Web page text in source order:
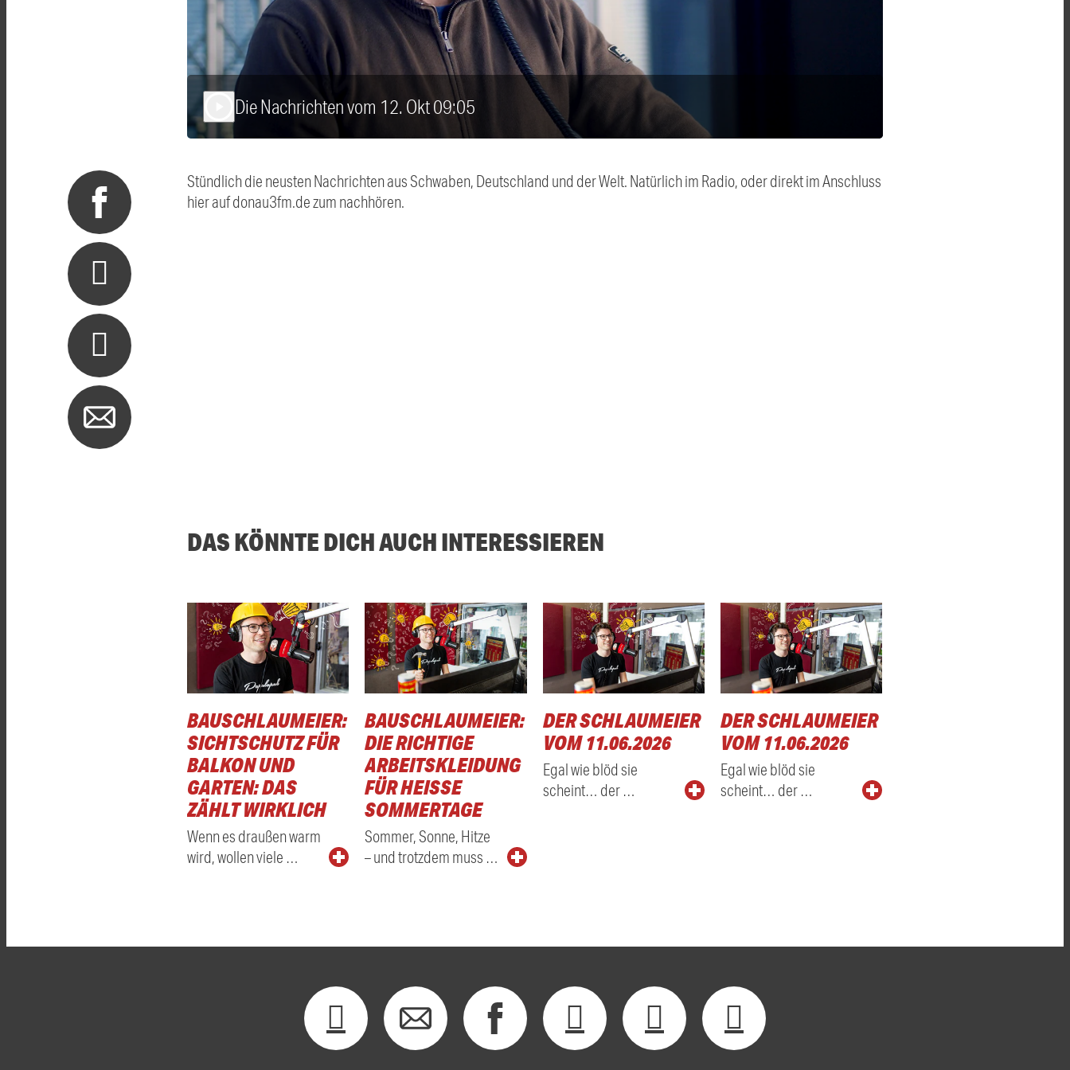
Die Nachrichten vom 12. Okt 09:05
Stündlich die neusten Nachrichten aus Schwaben, Deutschland und der Welt. Natürlich im Radio, oder direkt im Anschluss
hier auf donau3fm.de zum nachhören.
DAS KÖNNTE DICH AUCH INTERESSIEREN
BAUSCHLAUMEIER:
SICHTSCHUTZ FÜR
BALKON UND
GARTEN: DAS
ZÄHLT WIRKLICH
Wenn es draußen warm
wird, wollen viele …
BAUSCHLAUMEIER:
DIE RICHTIGE
ARBEITSKLEIDUNG
FÜR HEISSE S
OMMERTAGE
Sommer, Sonne, Hitze
– und trotzdem muss …
DER SCHLAUMEIER
VOM 11.06.2026
Egal wie blöd sie
scheint… der …
DER SCHLAUMEIER
VOM 11.06.2026
Egal wie blöd sie
scheint… der …